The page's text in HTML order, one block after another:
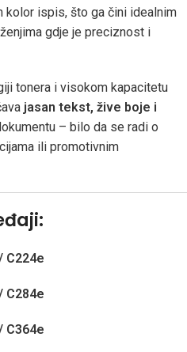
kolor ispis, što ga čini idealnim
gdje je preciznost i
tonera i visokom kapacitetu
jasan tekst, žive boje i
– bilo da se radi o
ili promotivnim
C224e
C284e
C364e